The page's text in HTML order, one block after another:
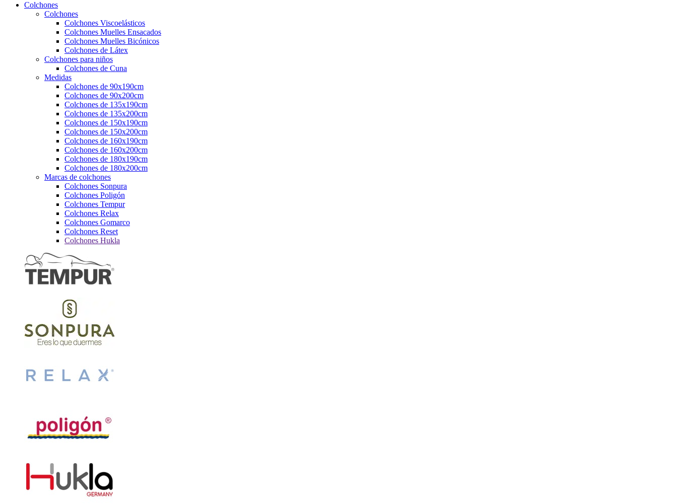
Colchones
Colchones
Colchones Viscoelásticos
Colchones Muelles Ensacados
Colchones Muelles Bicónicos
Colchones de Látex
Colchones para niños
Colchones de Cuna
Medidas
Colchones de 90x190cm
Colchones de 90x200cm
Colchones de 135x190cm
Colchones de 135x200cm
Colchones de 150x190cm
Colchones de 150x200cm
Colchones de 160x190cm
Colchones de 160x200cm
Colchones de 180x190cm
Colchones de 180x200cm
Marcas de colchones
Colchones Sonpura
Colchones Poligón
Colchones Tempur
Colchones Relax
Colchones Gomarco
Colchones Reset
Colchones Hukla